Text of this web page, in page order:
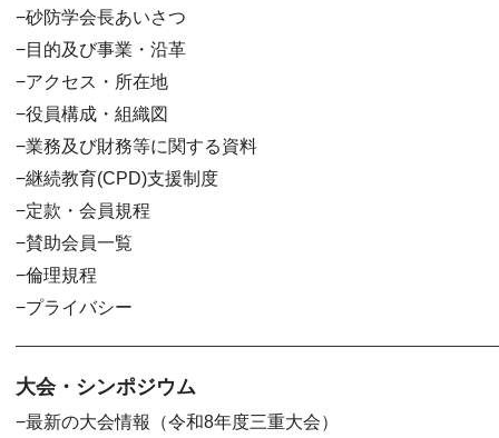
砂防学会長あいさつ
目的及び事業・沿革
アクセス・所在地
役員構成・組織図
業務及び財務等に関する資料
継続教育(CPD)支援制度
定款・会員規程
賛助会員一覧
倫理規程
プライバシー
大会・シンポジウム
最新の大会情報（令和8年度三重大会）